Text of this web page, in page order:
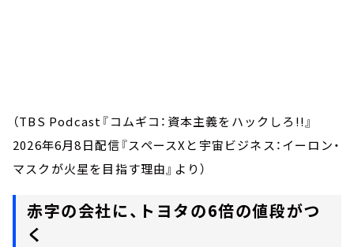
（TBS Podcast『コムギコ：資本主義をハックしろ!!』
2026年6月8日配信『スペースXと宇宙ビジネス：イーロン・
マスクが火星を目指す理由』より）
赤字の会社に、トヨタの6倍の値段がつ
く